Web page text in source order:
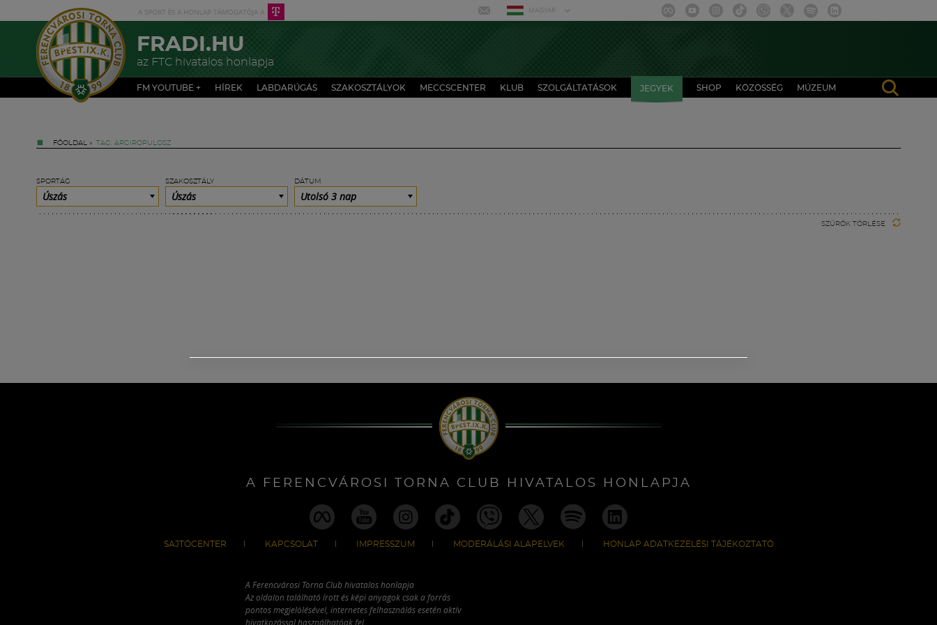
MAGYAR
FRADI.HU
az FTC hivatalos honlapja
FM YOUTUBE + HÍREK LABDARÚGÁS SZAKOSZTÁLYOK MECCSCENTER KLUB SZOLGÁLTATÁSOK JEGYEK SHOP KÖZÖSSÉG MÚZEUM
FŐOLDAL » TAG: ARGIROPULOSZ
SPORTÁG
Úszás
SZAKOSZTÁLY
Úszás
DÁTUM
Utolsó 3 nap
SZŰRŐK TÖRLÉSE
A FERENCVÁROSI TORNA CLUB HIVATALOS HONLAPJA
SAJTÓCENTER KAPCSOLAT IMPRESSZUM MODERÁLÁSI ALAPELVEK HONLAP ADATKEZELÉSI TÁJÉKOZTATÓ
A Ferencvárosi Torna Club hivatalos honlapja
Az oldalon található írott és képi anyagok csak a forrás
pontos megjelölésével, internetes felhasználás esetén aktív
hivatkozással használhatóak fel.